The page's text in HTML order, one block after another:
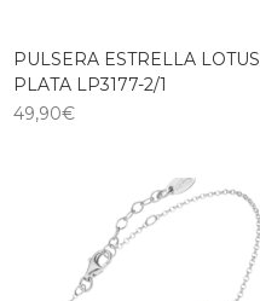
PULSERA ESTRELLA LOTUS
PLATA LP3177-2/1
49,90€